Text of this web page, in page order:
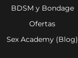
BDSM y Bondage
Ofertas
Sex Academy (Blog)